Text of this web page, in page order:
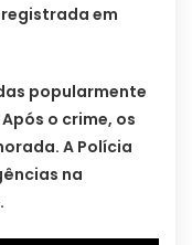
em
popularmente
o crime, os
A Polícia
na